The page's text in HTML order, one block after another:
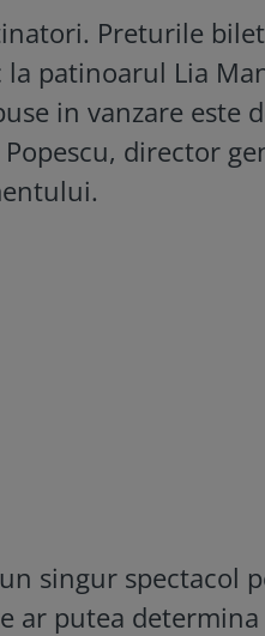
Preturile
la patinoarul Lia
in vanzare este
director
singur spectacol
ar putea determina